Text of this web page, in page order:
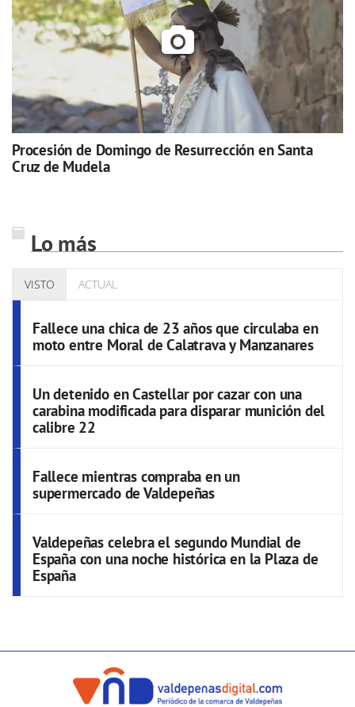
Procesión de Domingo de Resurrección en Santa
Cruz de Mudela
Lo más
VISTO ACTUAL
Fallece una chica de 23 años que circulaba en
moto entre Moral de Calatrava y Manzanares
Un detenido en Castellar por cazar con una
carabina modificada para disparar munición del
calibre 22
Fallece mientras compraba en un
supermercado de Valdepeñas
Valdepeñas celebra el segundo Mundial de
España con una noche histórica en la Plaza de
España